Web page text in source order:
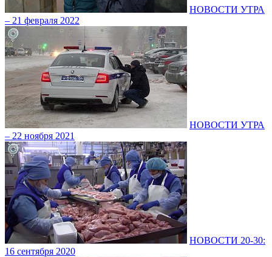
НОВОСТИ УТРА
– 21 февраля 2022
НОВОСТИ УТРА
– 22 ноября 2021
НОВОСТИ 20-30:
16 сентября 2020